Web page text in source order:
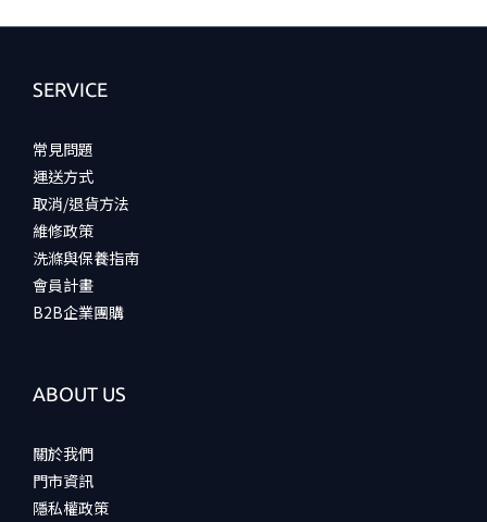
SERVICE
常見問題
運送方式
取消/退貨方法
維修政策
洗滌與保養指南
會員計畫
B2B企業團購
ABOUT US
關於我們
門市資訊
隱私權政策